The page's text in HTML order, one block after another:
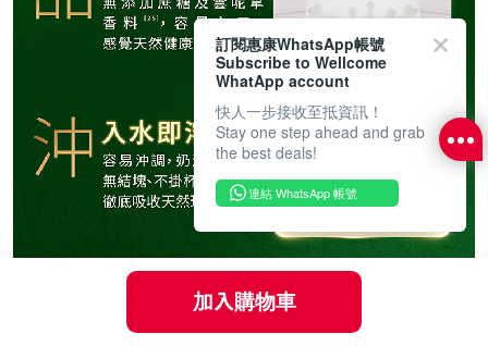
加入購物車
訂閱惠康WhatsApp帳號
Subscribe to Wellcome
WhatApp account
快人一步接收至抵資訊！
Stay one step ahead and grab
the best deals!
連結 WhatsApp 帳號